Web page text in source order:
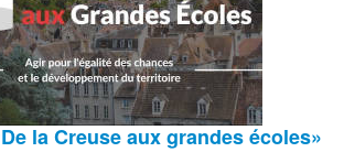
la Creuse aux grandes écoles»